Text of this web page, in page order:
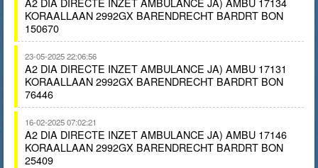
KORAALLAAN 2992GX BARENDRECHT BARDRT BON
150670
23-05-2025 22:06:56
A2 DIA DIRECTE INZET AMBULANCE JA) AMBU 17131
KORAALLAAN 2992GX BARENDRECHT BARDRT BON
76446
16-02-2025 07:02:21
A2 DIA DIRECTE INZET AMBULANCE JA) AMBU 17146
KORAALLAAN 2992GX BARENDRECHT BARDRT BON
25409